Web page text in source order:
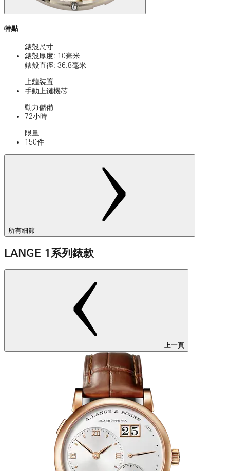
特點
錶殼尺寸
錶殼厚度: 10毫米
錶殼直徑: 36.8毫米
上鏈裝置
手動上鏈機芯
動力儲備
72小時
限量
150件
所有細節
LANGE 1系列錶款
上一頁